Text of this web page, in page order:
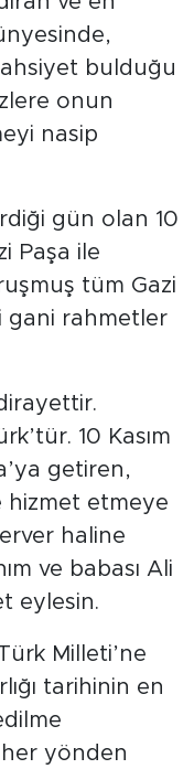
bulduğu
onun
nasip
gün olan 10
Paşa ile
tüm Gazi
gani rahmetler
10 Kasım
getiren,
hizmet etmeye
haline
ve babası Ali
eylesin.
Milleti’ne
tarihinin en
her yönden